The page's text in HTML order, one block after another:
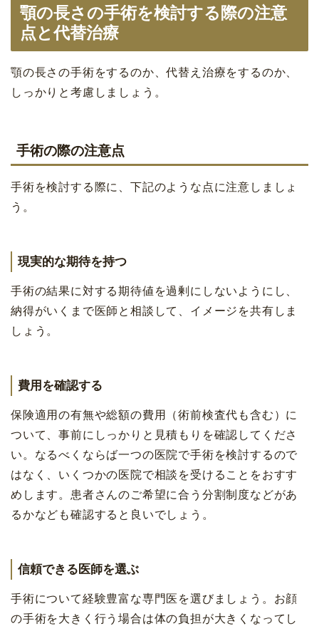
顎の長さの手術を検討する際の注意
点と代替治療
顎の長さの手術をするのか、代替え治療をするのか、
しっかりと考慮しましょう。
手術の際の注意点
手術を検討する際に、下記のような点に注意しましょ
う。
現実的な期待を持つ
手術の結果に対する期待値を過剰にしないようにし、
納得がいくまで医師と相談して、イメージを共有しま
しょう。
費用を確認する
保険適用の有無や総額の費用（術前検査代も含む）に
ついて、事前にしっかりと見積もりを確認してくださ
い。なるべくならば一つの医院で手術を検討するので
はなく、いくつかの医院で相談を受けることをおすす
めします。患者さんのご希望に合う分割制度などがあ
るかなども確認すると良いでしょう。
信頼できる医師を選ぶ
手術について経験豊富な専門医を選びましょう。お顔
の手術を大きく行う場合は体の負担が大きくなってし